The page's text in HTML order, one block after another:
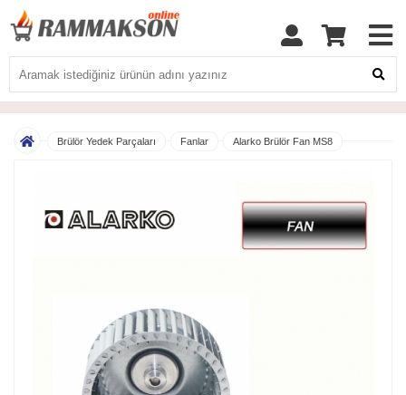
Brülör Yedek Parçaları Fanlar Alarko Brülör Fan MS8